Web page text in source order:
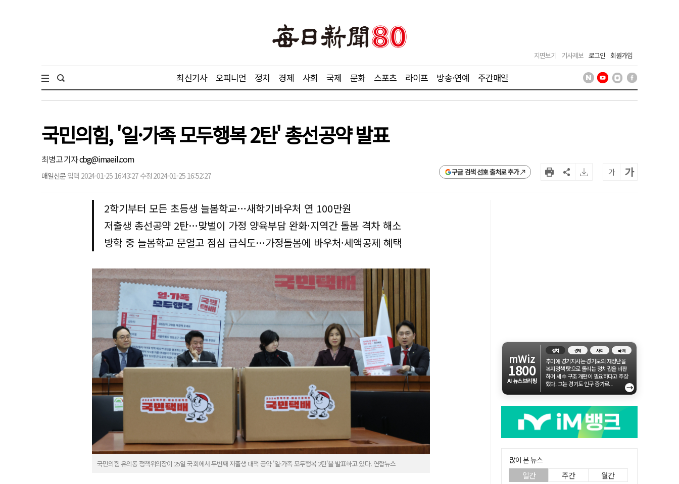
지면보기 기사제보 로그인 회원가입
최신기사 오피니언 정치 경제 사회 국제 문화 스포츠 라이프 방송·연예 주간매일
국민의힘, '일·가족 모두행복 2탄' 총선공약 발표
최병고 기자cbg@imaeil.com
매일신문 입력 2024-01-25 16:43:27 수정 2024-01-25 16:52:27 구글 검색 선호 출처로 추가 가 가
2학기부터 모든 초등생 늘봄학교…새학기바우처 연 100만원
저출생 총선공약 2탄…맞벌이 가정 양육부담 완화·지역간 돌봄 격차 해소
방학 중 늘봄학교 문열고 점심 급식도…가정돌봄에 바우처·세액공제 혜택
국민의힘 유의동 정책위의장이 25일 국회에서 두번째 저출생 대책 공약 '일·가족 모두행복 2탄'을 발표하고 있다. 연합뉴스
mWiz
1800
AI 뉴스브리핑
정치 경제 사회 국제
추미애 경기지사는 경기도의 재정난을
복지정책 탓으로 돌리는 정치권을 비판
하며 세수 구조 개편이 필요하다고 주장
했다. 그는 경기도 인구 증가로...
→
많이 본 뉴스
일간 주간 월간